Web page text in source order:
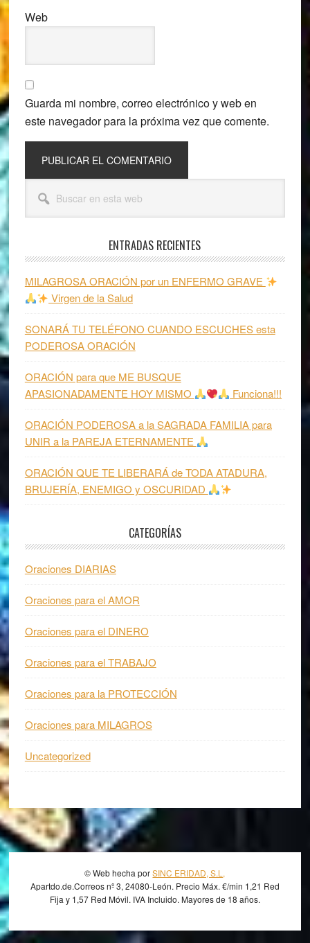
Web
Guarda mi nombre, correo electrónico y web en
este navegador para la próxima vez que comente.
Barra
lateral
esta
ENTRADAS RECIENTES
MILAGROSA ORACIÓN por un ENFERMO GRAVE
Virgen de la Salud
SONARÁ TU TELÉFONO CUANDO ESCUCHES esta
PODEROSA ORACIÓN
ORACIÓN para que ME BUSQUE
APASIONADAMENTE HOY MISMO
Funciona!!!
ORACIÓN PODEROSA a la SAGRADA FAMILIA para
UNIR a la PAREJA ETERNAMENTE
ORACIÓN QUE TE LIBERARÁ de TODA ATADURA,
BRUJERÍA, ENEMIGO y OSCURIDAD
CATEGORÍAS
Oraciones DIARIAS
Oraciones para el AMOR
Oraciones para el DINERO
Oraciones para el TRABAJO
Oraciones para la PROTECCIÓN
Oraciones para MILAGROS
Uncategorized
© Web hecha porSINC ERIDAD, S.L,
Apartdo.de.Correos nº 3, 24080-León. Precio Máx. €/min 1,21 Red
Fija y 1,57 Red Móvil. IVA Incluido. Mayores de 18 años.